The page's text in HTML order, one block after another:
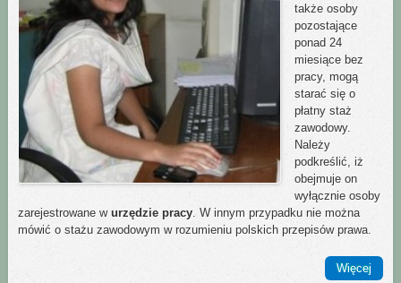
także osoby
pozostające
ponad 24
miesiące bez
pracy, mogą
starać się o
płatny staż
zawodowy.
Należy
podkreślić, iż
obejmuje on
wyłącznie osoby
zarejestrowane wurzędzie pracy. W innym przypadku nie można
mówić o stażu zawodowym w rozumieniu polskich przepisów prawa.
Więcej